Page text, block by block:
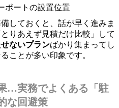
ポートの設置位置
しておくと、話が早く進みま
りあえず見積だけ比較」して
ないプランばかり集まってし
ことが多い印象です。
…実務でよくある「駐
な回避策